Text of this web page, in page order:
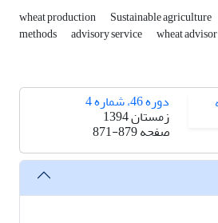
wheat production Sustainable agriculture
methods advisory service wheat
دوره 46، شماره 4
زمستان 1394
صفحه871-879